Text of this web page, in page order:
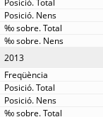
2013